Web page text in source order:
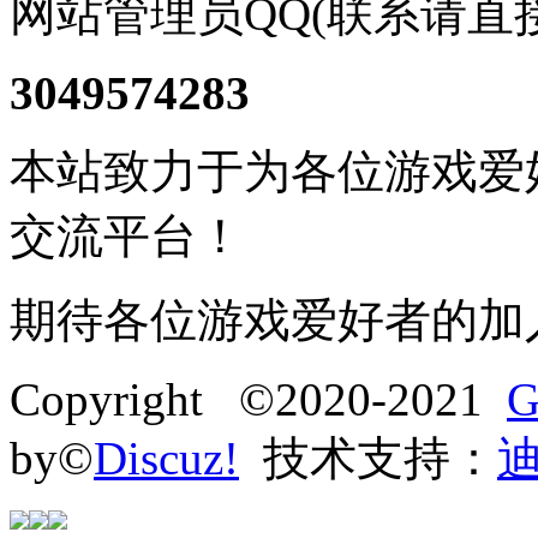
网站管理员QQ(联系请直
3049574283
本站致力于为各位游戏
交流平台！
期待各位游戏爱好者的加
Copyright ©2020-2021
by©Discuz! 技术支持：